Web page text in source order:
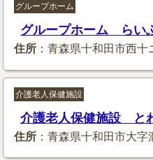
グループホーム
グループホーム らい
住所 ：青森県十和田市西十
介護老人保健施設
介護老人保健施設 と
住所 ：青森県十和田市大